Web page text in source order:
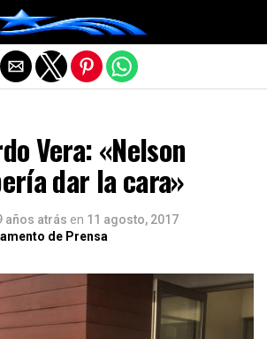
Vera: «Nelson
dar la cara»
años atrás en 11 agosto, 2017
de Prensa
de la versión móvil